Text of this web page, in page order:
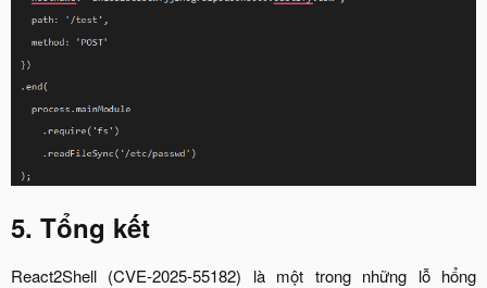
5. Tổng kết
React2Shell (CVE-2025-55182) là một trong những lỗ hổng